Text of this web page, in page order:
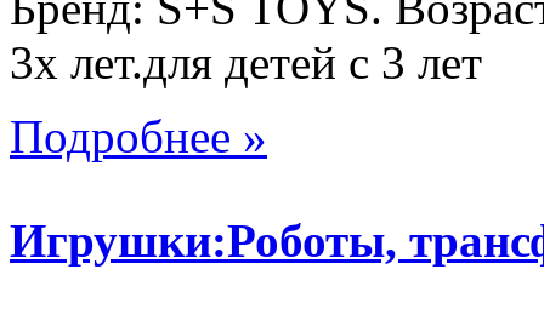
3х лет.для детей с 3 лет
Подробнее »
Игрушки:Роботы,